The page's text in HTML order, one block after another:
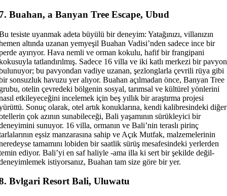
Buahan, a Banyan Tree Escape, Ubud
tesiste uyanmak adeta büyülü bir deneyim: Yatağınızı, villanızın
altında uzanan yemyeşil Buahan Vadisi’nden sadece ince bir
ayırıyor. Hava nemli ve orman kokulu, hafif bir frangipani
tatlandırılmış. Sadece 16 villa ve iki katlı merkezi bir pavyon
bu pavyondan vadiye uzanan, şezlonglarla çevrili rüya gibi
sonsuzluk havuzu yer alıyor. Buahan açılmadan önce, Banyan Tree
otelin çevredeki bölgenin sosyal, tarımsal ve kültürel yönlerini
etkileyeceğini incelemek için beş yıllık bir araştırma projesi
Sonuç olarak, otel artık konuklarına, kendi kalibresindeki diğer
çok azının sunabileceği, Bali yaşamının sürükleyici bir
sunuyor. 16 villa, ormanın ve Bali’nin teraslı pirinç
eşsiz manzarasına sahip ve Açık Mutfak, malzemelerinin
tamamını lobiden bir saatlik sürüş mesafesindeki yerlerden
ediyor. Bali’yi en saf haliyle -ama illa ki sert bir şekilde değil-
istiyorsanız, Buahan tam size göre bir yer.
Bvlgari Resort Bali, Uluwatu